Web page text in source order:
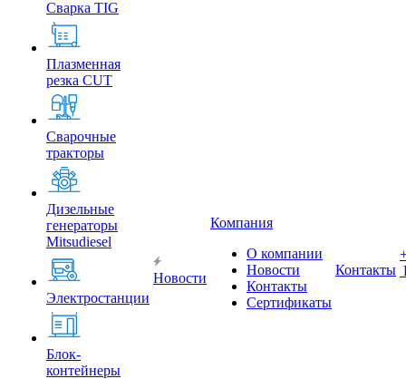
Сварка TIG
Плазменная
резка CUT
Сварочные
тракторы
Дизельные
генераторы
Mitsudiesel
Электростанции
Блок-
контейнеры
Новости
Компания
О компании
Новости
Контакты
Сертификаты
Контакты